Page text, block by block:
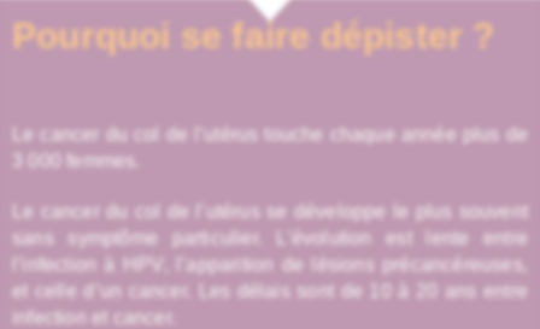
Pourquoi se faire dépister ?
Le cancer du col de l’utérus touche chaque année plus de
3 000 femmes.
Le cancer du col de l’utérus se développe le plus souvent
sans symptôme particulier. L’évolution est lente entre
l’infection à HPV, l’apparition de lésions précancéreuses,
et celle d’un cancer. Les délais sont de 10 à 20 ans entre
infection et cancer.